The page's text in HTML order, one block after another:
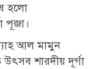
হলো
পূজা।
আল মামুন
উৎসব শারদীয় দূর্গা